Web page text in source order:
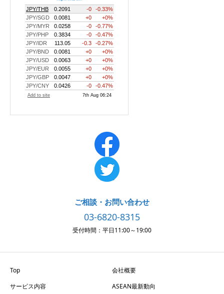
ご相談・お問い合わせ
03-6820-8315
受付時間：平日11:00～19:00
Top
会社概要
サービス内容
ASEAN最新動向